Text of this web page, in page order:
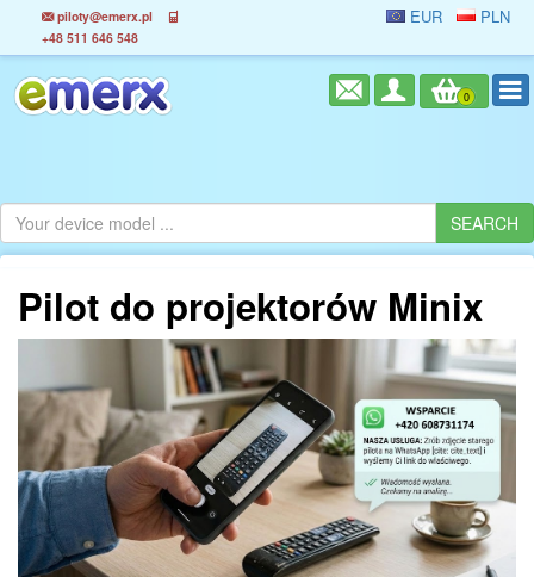
piloty@emerx.pl
+48 511 646 548
EUR PLN
0
Pilot do projektorów Minix